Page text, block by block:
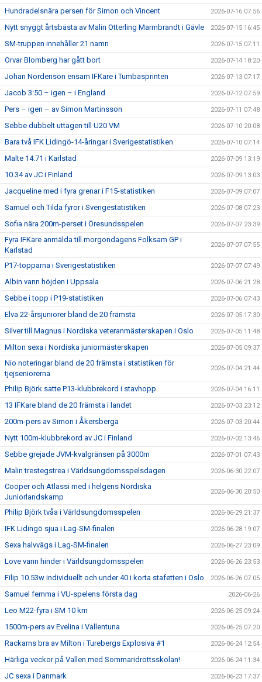
Hundradelsnära persen för Simon och Vincent 2026-07-16 07:56
Nytt snyggt årtsbästa av Malin Otterling Marmbrandt i Gävle 2026-07-15 16:45
SM-truppen innehåller 21 namn 2026-07-15 07:11
Orvar Blomberg har gått bort 2026-07-14 18:20
Johan Nordenson ensam IFKare i Tumbasprinten 2026-07-13 07:17
Jacob 3:50 – igen – i England 2026-07-12 07:59
Pers – igen – av Simon Martinsson 2026-07-11 07:48
Sebbe dubbelt uttagen till U20 VM 2026-07-10 20:08
Bara två IFK Lidingö-14-åringar i Sverigestatistiken 2026-07-10 07:14
Malte 14.71 i Karlstad 2026-07-09 13:19
10.34 av JC i Finland 2026-07-09 13:03
Jacqueline med i fyra grenar i F15-statistiken 2026-07-09 07:07
Samuel och Tilda fyror i Sverigestatistiken 2026-07-08 07:23
Sofia nära 200m-perset i Öresundsspelen 2026-07-07 23:39
Fyra IFKare anmälda till morgondagens Folksam GP i
Karlstad
2026-07-07 07:55
P17-topparna i Sverigestatistiken 2026-07-07 07:49
Albin vann höjden i Uppsala 2026-07-06 21:28
Sebbe i topp i P19-statistiken 2026-07-06 07:43
Elva 22-årsjuniorer bland de 20 främsta 2026-07-05 17:30
Silver till Magnus i Nordiska veteranmästerskapen i Oslo 2026-07-05 11:48
Milton sexa i Nordiska juniormästerskapen 2026-07-05 09:37
Nio noteringar bland de 20 främsta i statistiken för
tjejseniorerna
2026-07-04 21:44
Philip Björk satte P13-klubbrekord i stavhopp 2026-07-04 16:11
13 IFKare bland de 20 främsta i landet 2026-07-03 23:12
200m-pers av Simon i Åkersberga 2026-07-03 20:44
Nytt 100m-klubbrekord av JC i Finland 2026-07-02 13:46
Sebbe grejade JVM-kvalgränsen på 3000m 2026-07-01 07:43
Malin trestegstrea i Världsungdomsspelsdagen 2026-06-30 22:07
Cooper och Atlassi med i helgens Nordiska
Juniorlandskamp
2026-06-30 20:50
Philip Björk tvåa i Världsungdomsspelen 2026-06-29 21:37
IFK Lidingö sjua i Lag-SM-finalen 2026-06-28 19:07
Sexa halvvägs i Lag-SM-finalen 2026-06-27 23:09
Love vann hinder i Världsungdomsspelen 2026-06-26 23:53
Filip 10.53w individuellt och under 40 i korta stafetten i Oslo 2026-06-26 07:05
Samuel femma i VU-spelens första dag 2026-06-26
Leo M22-fyra i SM 10 km 2026-06-25 09:24
1500m-pers av Evelina i Vallentuna 2026-06-25 07:20
Rackarns bra av Milton i Turebergs Explosiva #1 2026-06-24 12:54
Härliga veckor på Vallen med Sommaridrottsskolan! 2026-06-24 11:34
JC sexa i Danmark 2026-06-23 17:37